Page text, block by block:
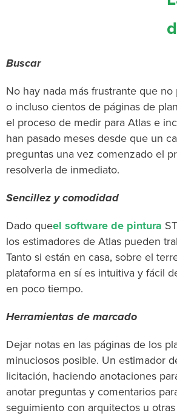
Buscar
No hay nada más frustrante que
o incluso cientos de páginas de
el proceso de medir para Atlas e
han pasado meses desde que un
preguntas una vez comenzado el
resolverla de inmediato.
Sencillez y comodidad
Dado queel software de pintura
los estimadores de Atlas pueden
Tanto si están en casa, sobre el
plataforma en sí es intuitiva y fácil
en poco tiempo.
Herramientas de marcado
Dejar notas en las páginas de los
minuciosos posible. Un estimador
licitación, haciendo anotaciones
anotar preguntas y comentarios
seguimiento con arquitectos u